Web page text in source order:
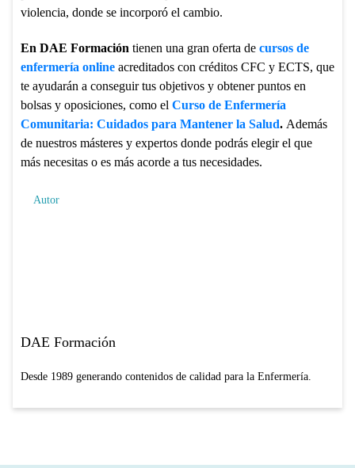
violencia, donde se incorporó el cambio.
En DAE Formación tienen una gran oferta de cursos de
enfermería onlineacreditados con créditos CFC y ECTS, que
te ayudarán a conseguir tus objetivos y obtener puntos en
bolsas y oposiciones, como el Curso de Enfermería
Comunitaria: Cuidados para Mantener la Salud.Además
de nuestros másteres y expertos donde podrás elegir el que
más necesitas o es más acorde a tus necesidades.
Autor
DAE Formación
Desde 1989 generando contenidos de calidad para la Enfermería.